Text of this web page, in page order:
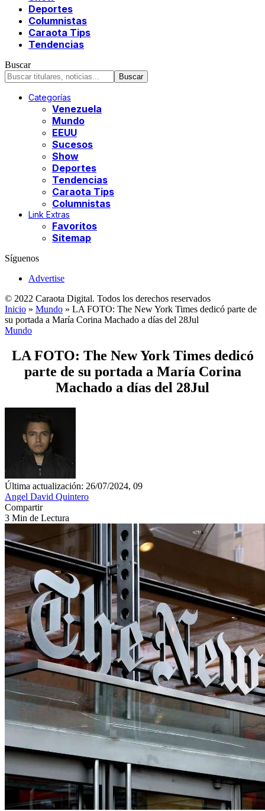
Deportes
Columnistas
Caraota Tips
Tendencias
Buscar
Categorías
Venezuela
Mundo
EEUU
Sucesos
Show
Deportes
Tendencias
Caraota Tips
Columnistas
Link Extras
Favoritos
Sitemap
Síguenos
Advertise
© 2022 Caraota Digital. Todos los derechos reservados
Inicio » Mundo » LA FOTO: The New York Times dedicó parte de
su portada a María Corina Machado a días del 28Jul
Mundo
LA FOTO: The New York Times dedicó
parte de su portada a María Corina
Machado a días del 28Jul
Última actualización: 26/07/2024, 09
Angel David Quintero
Compartir
3 Min de Lectura